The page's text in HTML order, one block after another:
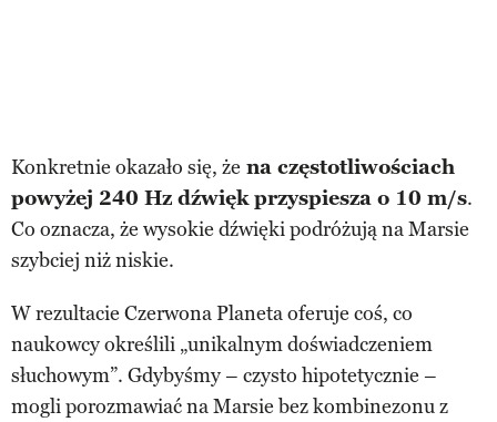
Konkretnie okazało się, że na częstotliwościach
powyżej 240 Hz dźwięk przyspiesza o 10 m/s.
Co oznacza, że wysokie dźwięki podróżują na Marsie
szybciej niż niskie.
W rezultacie Czerwona Planeta oferuje coś, co
naukowcy określili „unikalnym doświadczeniem
słuchowym”. Gdybyśmy – czysto hipotetycznie –
mogli porozmawiać na Marsie bez kombinezonu z